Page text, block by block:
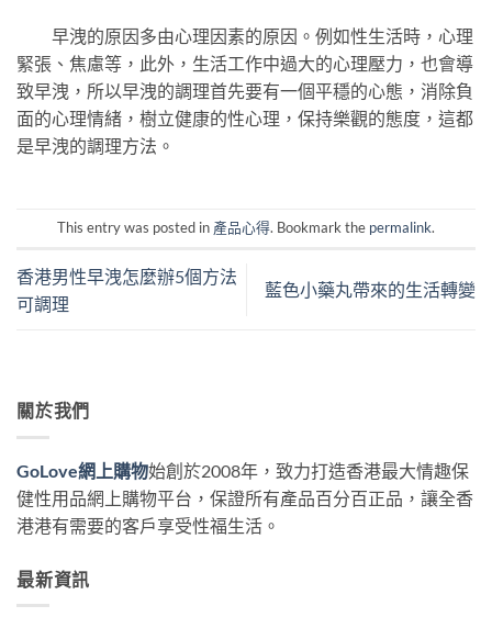
早洩的原因多由心理因素的原因。例如性生活時，心理
緊張、焦慮等，此外，生活工作中過大的心理壓力，也會導
致早洩，所以早洩的調理首先要有一個平穩的心態，消除負
面的心理情緒，樹立健康的性心理，保持樂觀的態度，這都
是早洩的調理方法。
This entry was posted in 產品心得. Bookmark the permalink.
香港男性早洩怎麼辦5個方法
可調理
藍色小藥丸帶來的生活轉變
關於我們
GoLove網上購物始創於2008年，致力打造香港最大情趣保
健性用品網上購物平台，保證所有產品百分百正品，讓全香
港港有需要的客戶享受性福生活。
最新資訊